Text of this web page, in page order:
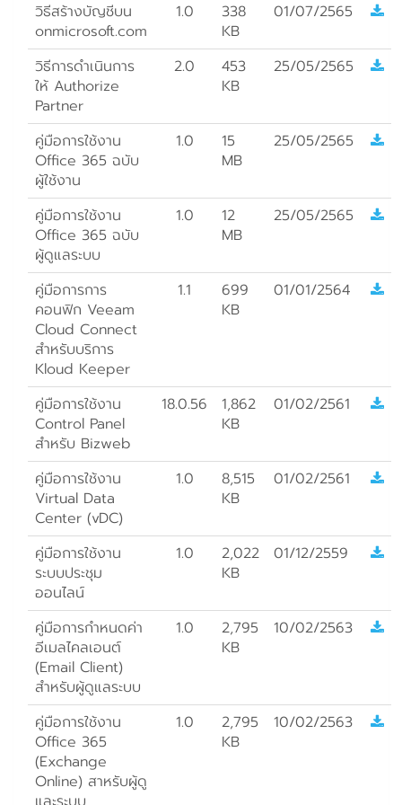
วิธีสร้างบัญชีบน
onmicrosoft.com
1.0
338
KB
01/07/2565
วิธีการดำเนินการ
ให้ Authorize
Partner
2.0
453
KB
25/05/2565
คู่มือการใช้งาน
Office 365 ฉบับ
ผู้ใช้งาน
1.0
15
MB
25/05/2565
คู่มือการใช้งาน
Office 365 ฉบับ
ผู้ดูแลระบบ
1.0
12
MB
25/05/2565
คู่มือการการ
คอนฟิก Veeam
Cloud Connect
สำหรับบริการ
Kloud Keeper
1.1
699
KB
01/01/2564
คู่มือการใช้งาน
Control Panel
สำหรับ Bizweb
18.0.56
1,862
KB
01/02/2561
คู่มือการใช้งาน
Virtual Data
Center (vDC)
1.0
8,515
KB
01/02/2561
คู่มือการใช้งาน
ระบบประชุม
ออนไลน์
1.0
2,022
KB
01/12/2559
คู่มือการกำหนดค่า
อีเมลไคลเอนต์
(Email Client)
สำหรับผู้ดูแลระบบ
1.0
2,795
KB
10/02/2563
คู่มือการใช้งาน
Office 365
(Exchange
Online) สาหรับผู้ดู
1.0
2,795
KB
10/02/2563